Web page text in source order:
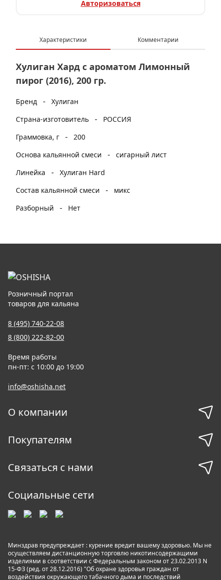
Авторизоваться
Характеристики Комментарии
Хулиган Хард с ароматом Лимонный
пирог (2016), 200 гр.
Бренд - Хулиган
Страна-изготовитель
-
РОССИЯ
Граммовка, г
- 200
Основа кальянной смеси
- сигарный лист
Линейка
- Хулиган Hard
Состав кальянной смеси
-
микс
Разборный
- Нет
Розничный портал
товаров для кальяна
8 (495) 740-22-08
8 (800) 222-82-00
Время работы
пн-пт: с 10:00 до 19:00
info@oshisha.net
О компании
Покупателям
Связаться с нами
Социальные сети
Минздрав предупреждает : курение вредит вашему здоровью. Мы не
осуществляем дистанционную торговлю никотинсодержащими
изделиями в соответствии с Федеральным законом от 23.02.2013 N
15-ФЗ (ред. от 28.12.2016) "Об охране здоровья граждан от
воздействия окружающего табачного дыма и последствий